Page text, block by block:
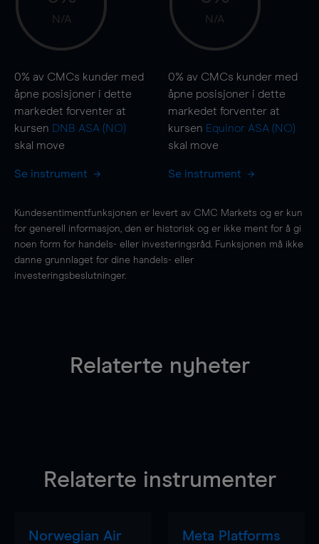
N/A
0% av CMCs kunder med
åpne posisjoner i dette
markedet forventer at
kursen DNB ASA (NO)
skal move
Se instrument
N/A
0% av CMCs kunder med
åpne posisjoner i dette
markedet forventer at
kursen Equinor ASA (NO)
skal move
Se instrument
Kundesentimentfunksjonen er levert av CMC Markets og er kun
for generell informasjon, den er historisk og er ikke ment for å gi
noen form for handels- eller investeringsråd. Funksjonen må ikke
danne grunnlaget for dine handels- eller
investeringsbeslutninger.
Relaterte nyheter
Relaterte instrumenter
Norwegian Air
Meta Platforms